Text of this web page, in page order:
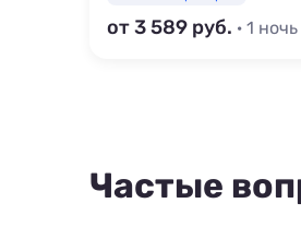
от 3 589 · 1 ночь
Частые